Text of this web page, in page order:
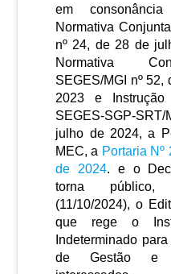
em
Normativa
nº 24, de 28 de
Normativa
SEGES/MGI nº
2023 e Instrução
SEGES-SGP-
julho de 2024, a
MEC, a Portaria
de 2024. e o
torna
(11/10/2024), o
que rege o
Indeterminado
de Gestão e